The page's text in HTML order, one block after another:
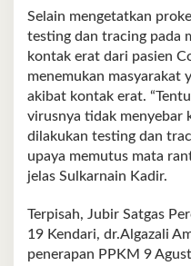
Selain mengetatkan
testing dan tracing pada
kontak erat dari pasien
menemukan masyarakat
akibat kontak erat.
virusnya tidak menyebar
dilakukan testing dan
upaya memutus mata
jelas Sulkarnain Kadir.
Terpisah, Jubir Satgas
19 Kendari, dr.Algazali
penerapan PPKM 9